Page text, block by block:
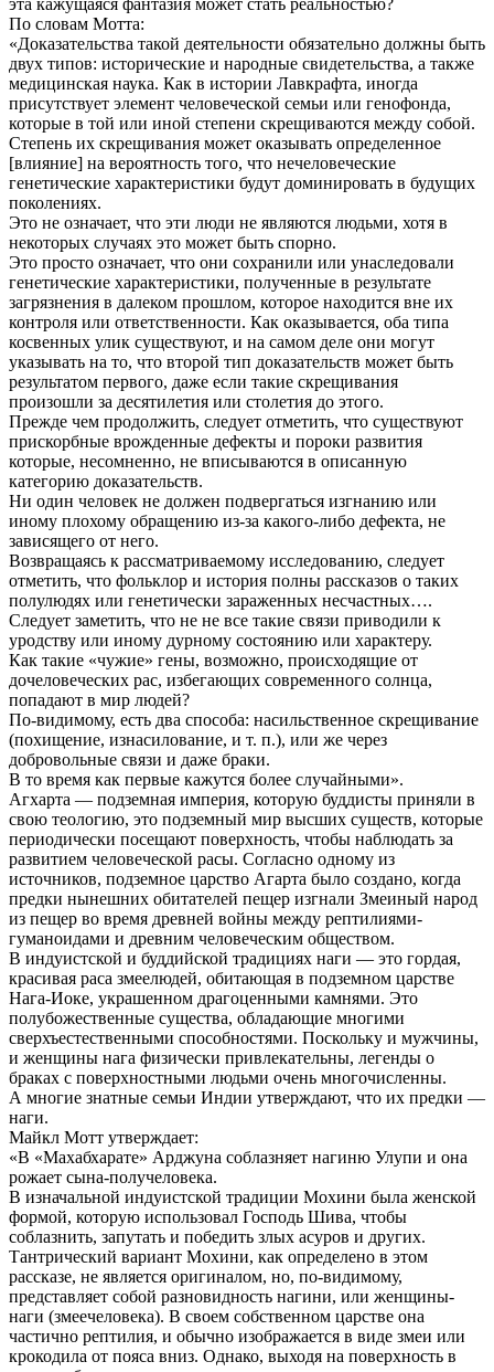
По словам Мотта:
«Доказательства такой деятельности обязательно должны быть
двух типов: исторические и народные свидетельства, а также
медицинская наука. Как в истории Лавкрафта, иногда
присутствует элемент человеческой семьи или генофонда,
которые в той или иной степени скрещиваются между собой.
Степень их скрещивания может оказывать определенное
[влияние] на вероятность того, что нечеловеческие
генетические характеристики будут доминировать в будущих
поколениях.
Это не означает, что эти люди не являются людьми, хотя в
некоторых случаях это может быть спорно.
Это просто означает, что они сохранили или унаследовали
генетические характеристики, полученные в результате
загрязнения в далеком прошлом, которое находится вне их
контроля или ответственности. Как оказывается, оба типа
косвенных улик существуют, и на самом деле они могут
указывать на то, что второй тип доказательств может быть
результатом первого, даже если такие скрещивания
произошли за десятилетия или столетия до этого.
Прежде чем продолжить, следует отметить, что существуют
прискорбные врожденные дефекты и пороки развития
которые, несомненно, не вписываются в описанную
категорию доказательств.
Ни один человек не должен подвергаться изгнанию или
иному плохому обращению из-за какого-либо дефекта, не
зависящего от него.
Возвращаясь к рассматриваемому исследованию, следует
отметить, что фольклор и история полны рассказов о таких
полулюдях или генетически зараженных несчастных….
Следует заметить, что не не все такие связи приводили к
уродству или иному дурному состоянию или характеру.
Как такие «чужие» гены, возможно, происходящие от
дочеловеческих рас, избегающих современного солнца,
попадают в мир людей?
По-видимому, есть два способа: насильственное скрещивание
(похищение, изнасилование, и т. п.), или же через
добровольные связи и даже браки.
В то время как первые кажутся более случайными».
Агхарта — подземная империя, которую буддисты приняли в
свою теологию, это подземный мир высших существ, которые
периодически посещают поверхность, чтобы наблюдать за
развитием человеческой расы. Согласно одному из
источников, подземное царство Агарта было создано, когда
предки нынешних обитателей пещер изгнали Змеиный народ
из пещер во время древней войны между рептилиями-
гуманоидами и древним человеческим обществом.
В индуистской и буддийской традициях наги — это гордая,
красивая раса змеелюдей, обитающая в подземном царстве
Нага-Иоке, украшенном драгоценными камнями. Это
полубожественные существа, обладающие многими
сверхъестественными способностями. Поскольку и мужчины,
и женщины нага физически привлекательны, легенды о
браках с поверхностными людьми очень многочисленны.
А многие знатные семьи Индии утверждают, что их предки —
наги.
Майкл Мотт утверждает:
«В «Махабхарате» Арджуна соблазняет нагиню Улупи и она
рожает сына-получеловека.
В изначальной индуистской традиции Мохини была женской
формой, которую использовал Господь Шива, чтобы
соблазнить, запутать и победить злых асуров и других.
Тантрический вариант Мохини, как определено в этом
рассказе, не является оригиналом, но, по-видимому,
представляет собой разновидность нагини, или женщины-
наги (змеечеловека). В своем собственном царстве она
частично рептилия, и обычно изображается в виде змеи или
крокодила от пояса вниз. Однако, выходя на поверхность в